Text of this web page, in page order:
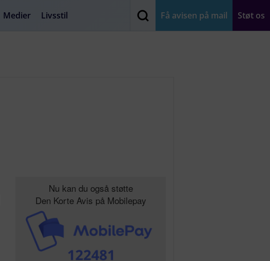
Få avisen på mail Støt os
Medier Livsstil
Nu kan du også støtte
Den Korte Avis på Mobilepay